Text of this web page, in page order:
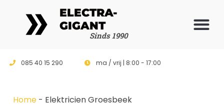
ELECTRA-
GIGANT
Sinds 1990
085 40 15 290 ma / vrij | 8:00 - 17:00
Home - Elektricien Groesbeek